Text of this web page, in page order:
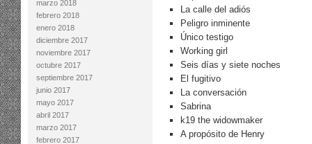
marzo 2018
febrero 2018
enero 2018
diciembre 2017
noviembre 2017
octubre 2017
septiembre 2017
junio 2017
mayo 2017
abril 2017
marzo 2017
febrero 2017
La calle del adiós
Peligro inminente
Único testigo
Working girl
Seis días y siete noches
El fugitivo
La conversación
Sabrina
k19 the widowmaker
A propósito de Henry